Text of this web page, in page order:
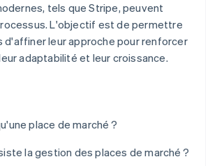
tels que Stripe, peuvent
L'objectif est de permettre
d'affiner leur approche pour renforcer
adaptabilité et leur croissance.
place de marché ?
la gestion des places de marché ?